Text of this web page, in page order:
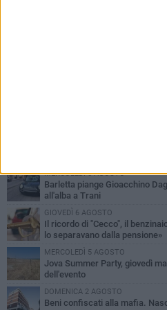
MERCOLEDÌ 5 AGOSTO
Barletta piange Gioacchino
all'alba a Trani
GIOVEDÌ 6 AGOSTO
Il ricordo di "Cecco", il
lo separavano dalla pensione»
MERCOLEDÌ 5 AGOSTO
Jova Summer Party, giovedì
dell'evento
DOMENICA 2 AGOSTO
Beni confiscati alla mafia.